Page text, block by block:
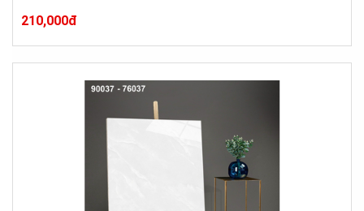
210,000đ